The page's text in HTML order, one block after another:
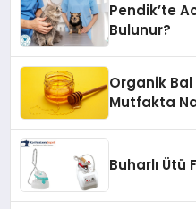
Pendik’te
Bulunur?
Organik Bal
Mutfakta
Buharlı Ütü